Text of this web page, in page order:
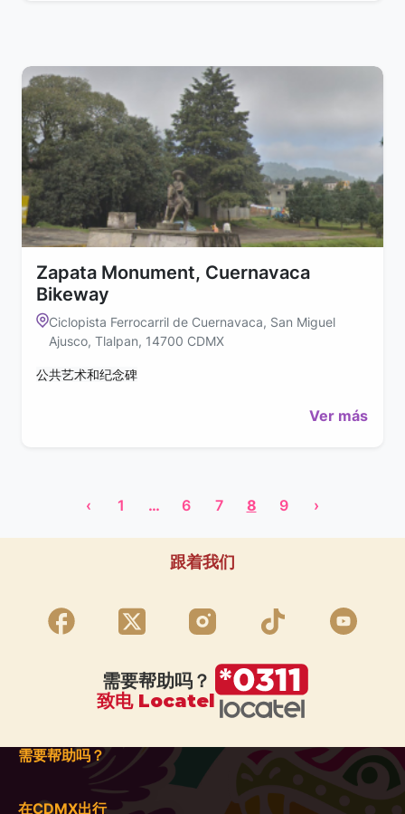
Zapata Monument, Cuernavaca
Bikeway
Ciclopista Ferrocarril de Cuernavaca, San Miguel
Ajusco, Tlalpan, 14700 CDMX
公共艺术和纪念碑
Ver más
‹ 1 … 6 7 8 9 ›
跟着我们
需要帮助吗？
致电 Locatel
需要帮助吗？
在CDMX出行